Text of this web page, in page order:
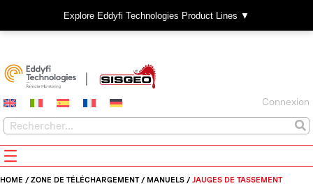
Explore Eddyfi Technologies Product Lines ▼
Connexion
HOME / ZONE DE TÉLÉCHARGEMENT / MANUELS / JAUGES DE TASSEMENT